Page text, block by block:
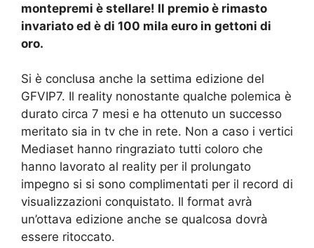
montepremi è stellare! Il premio è rimasto
invariato ed è di 100 mila euro in gettoni di
oro.
Si è conclusa anche la settima edizione del
GFVIP7. Il reality nonostante qualche polemica è
durato circa 7 mesi e ha ottenuto un successo
meritato sia in tv che in rete. Non a caso i vertici
Mediaset hanno ringraziato tutti coloro che
hanno lavorato al reality per il prolungato
impegno si si sono complimentati per il record di
visualizzazioni conquistato. Il format avrà
un’ottava edizione anche se qualcosa dovrà
essere ritoccato.